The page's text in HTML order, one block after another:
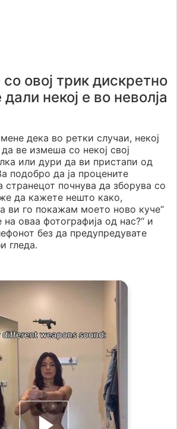
овој трик дискретно
некој е во неволја
дека во ретки случаи, некој
ве измеша со некој свој
или дури да ви пристапи од
подобро да ја процените
странецот почнува да зборува со
да кажете нешто како,
ви го покажам моето ново куче“
на оваа фотографија од нас?“ и
без да предупредувате
гледа.